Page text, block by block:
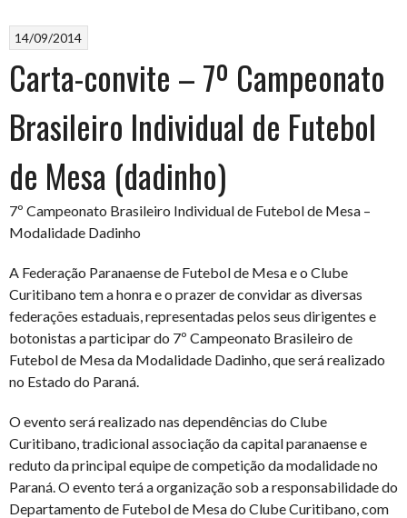
14/09/2014
Carta-convite – 7º Campeonato
Brasileiro Individual de Futebol
de Mesa (dadinho)
7º Campeonato Brasileiro Individual de Futebol de Mesa –
Modalidade Dadinho
A Federação Paranaense de Futebol de Mesa e o Clube
Curitibano tem a honra e o prazer de convidar as diversas
federações estaduais, representadas pelos seus dirigentes e
botonistas a participar do 7º Campeonato Brasileiro de
Futebol de Mesa da Modalidade Dadinho, que será realizado
no Estado do Paraná.
O evento será realizado nas dependências do Clube
Curitibano, tradicional associação da capital paranaense e
reduto da principal equipe de competição da modalidade no
Paraná. O evento terá a organização sob a responsabilidade do
Departamento de Futebol de Mesa do Clube Curitibano, com